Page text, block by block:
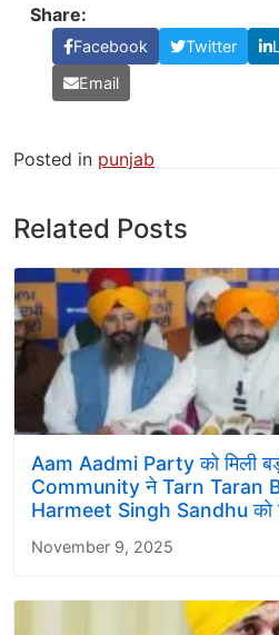
Share:
Facebook Twitter
Email
Posted in punjab
Related Posts
Aam Aadmi Party को मिली
Community ने Tarn Taran
Harmeet Singh Sandhu को
November 9, 2025